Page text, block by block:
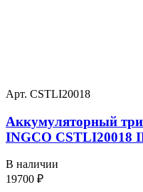
Арт. CSTLI20018
Аккумуляторный
INGCO CSTLI20018
В наличии
19700 ₽